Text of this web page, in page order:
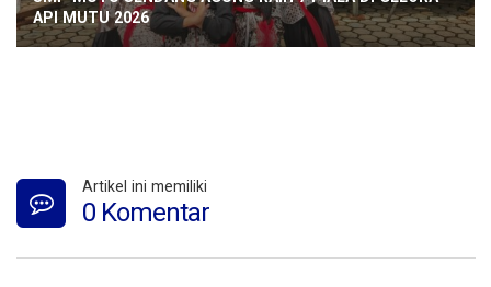
API MUTU 2026
Artikel ini memiliki
0 Komentar